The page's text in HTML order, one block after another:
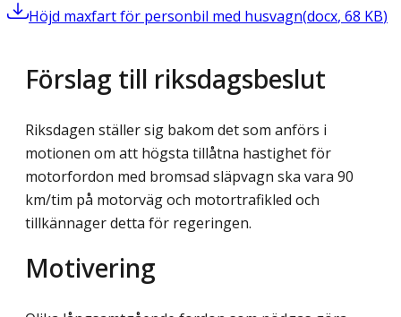
Höjd maxfart för personbil med husvagn(docx, 68 KB)
Förslag till riksdagsbeslut
Riksdagen ställer sig bakom det som anförs i
motionen om att högsta tillåtna hastighet för
motorfordon med bromsad släpvagn ska vara 90
km/tim på motorväg och motortrafikled och
tillkännager detta för regeringen.
Motivering